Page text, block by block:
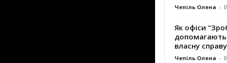
Чепіль Олена -
Як офіси
допомагають
власну справу
Чепіль Олена -